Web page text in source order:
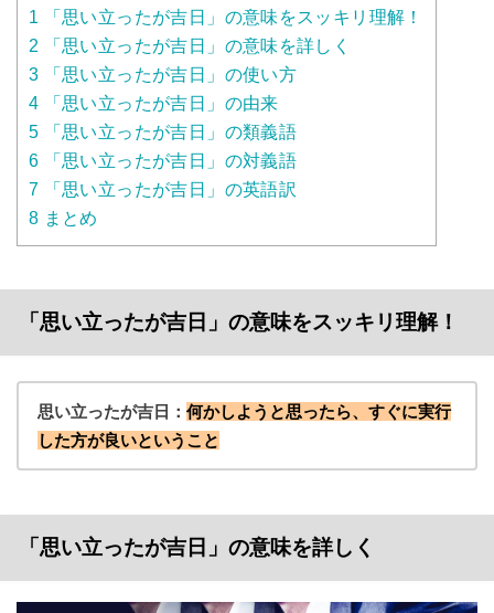
1 「思い立ったが吉日」の意味をスッキリ理解！
2 「思い立ったが吉日」の意味を詳しく
3 「思い立ったが吉日」の使い方
4 「思い立ったが吉日」の由来
5 「思い立ったが吉日」の類義語
6 「思い立ったが吉日」の対義語
7 「思い立ったが吉日」の英語訳
8 まとめ
「思い立ったが吉日」の意味をスッキリ理解！
思い立ったが吉日： 何かしようと思ったら、すぐに実行
した方が良いということ
「思い立ったが吉日」の意味を詳しく